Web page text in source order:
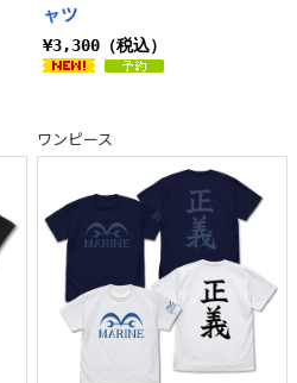
ャツ
¥3,300（税込）
ワンピース